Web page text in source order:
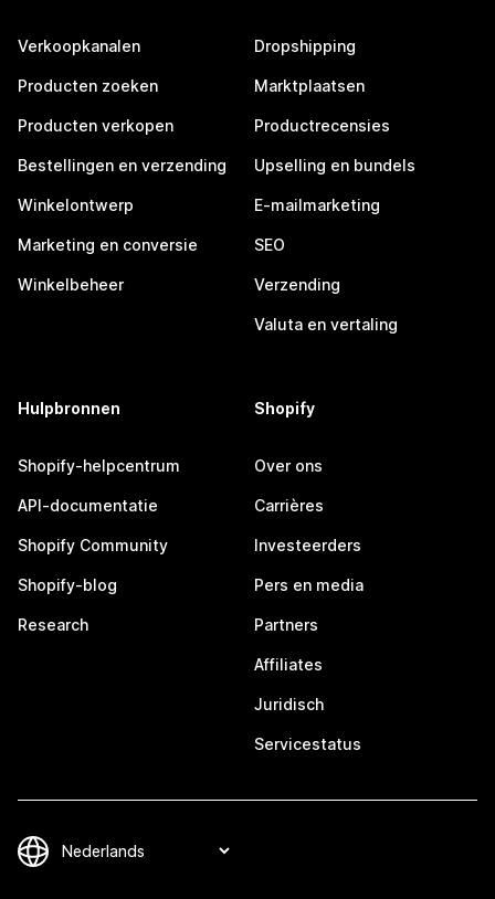
Verkoopkanalen
Producten zoeken
Producten verkopen
Bestellingen en verzending
Winkelontwerp
Marketing en conversie
Winkelbeheer
Dropshipping
Marktplaatsen
Productrecensies
Upselling en bundels
E-mailmarketing
SEO
Verzending
Valuta en vertaling
Hulpbronnen
Shopify-helpcentrum
API-documentatie
Shopify Community
Shopify-blog
Research
Shopify
Over ons
Carrières
Investeerders
Pers en media
Partners
Affiliates
Juridisch
Servicestatus